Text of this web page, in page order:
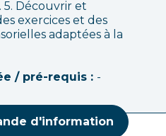
5. Découvrir et
exercices et des
adaptées à la
/ pré-requis : -
d'information